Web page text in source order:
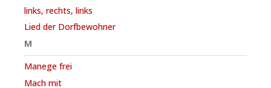
links, rechts, links
Lied der Dorfbewohner
M
Manege frei
Mach mit